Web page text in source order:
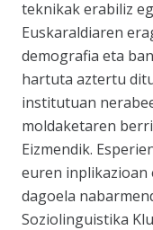
teknikak erabiliz
Euskaraldiaren
demografia eta
hartuta aztertu
institutuan
moldaketaren
Eizmendik.
euren
dagoela
Soziolinguistika